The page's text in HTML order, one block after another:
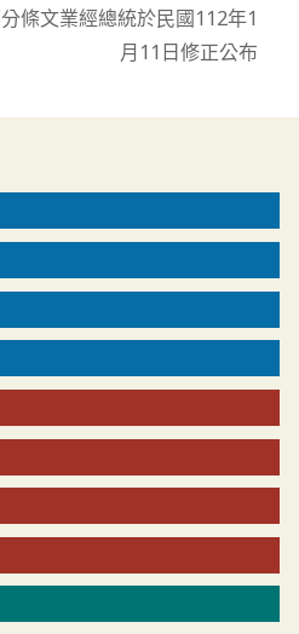
條文業經總統於民國112年1
月11日修正公布